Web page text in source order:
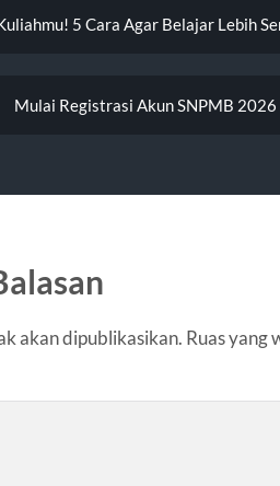
5 Cara Agar Belajar Lebih
Mulai Registrasi Akun SNPMB 2026
akan dipublikasikan. Ruas yang